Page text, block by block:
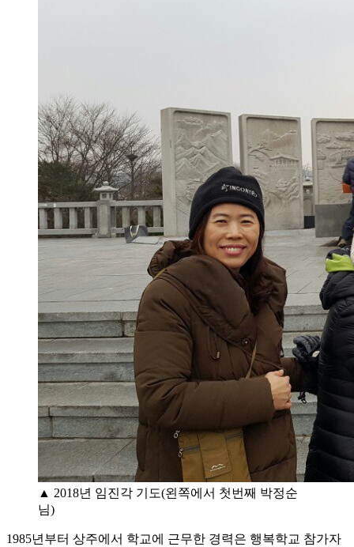
▲ 2018년 임진각 기도(왼쪽에서 첫번째 박정순
님)
1985년부터 상주에서 학교에 근무한 경력은 행복학교 참가자